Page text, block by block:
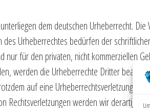
dem deutschen Urheberrecht. Die
Urheberrechtes bedürfen der
für den privaten, nicht kommerziellen
werden die Urheberrechte Dritter
auf eine Urheberrechtsverletzung
Rechtsverletzungen werden wir derartige